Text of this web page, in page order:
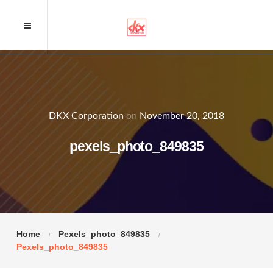
DKX Corporation on November 20, 2018
pexels_photo_849835
Home
Pexels_photo_849835
Pexels_photo_849835